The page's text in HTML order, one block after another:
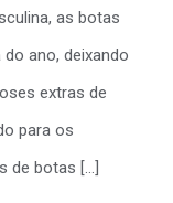
as botas
ano, deixando
extras de
para os
de botas [...]